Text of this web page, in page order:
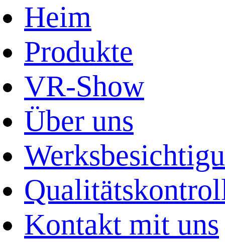
Heim
Produkte
VR-Show
Über uns
Kontakt mit uns